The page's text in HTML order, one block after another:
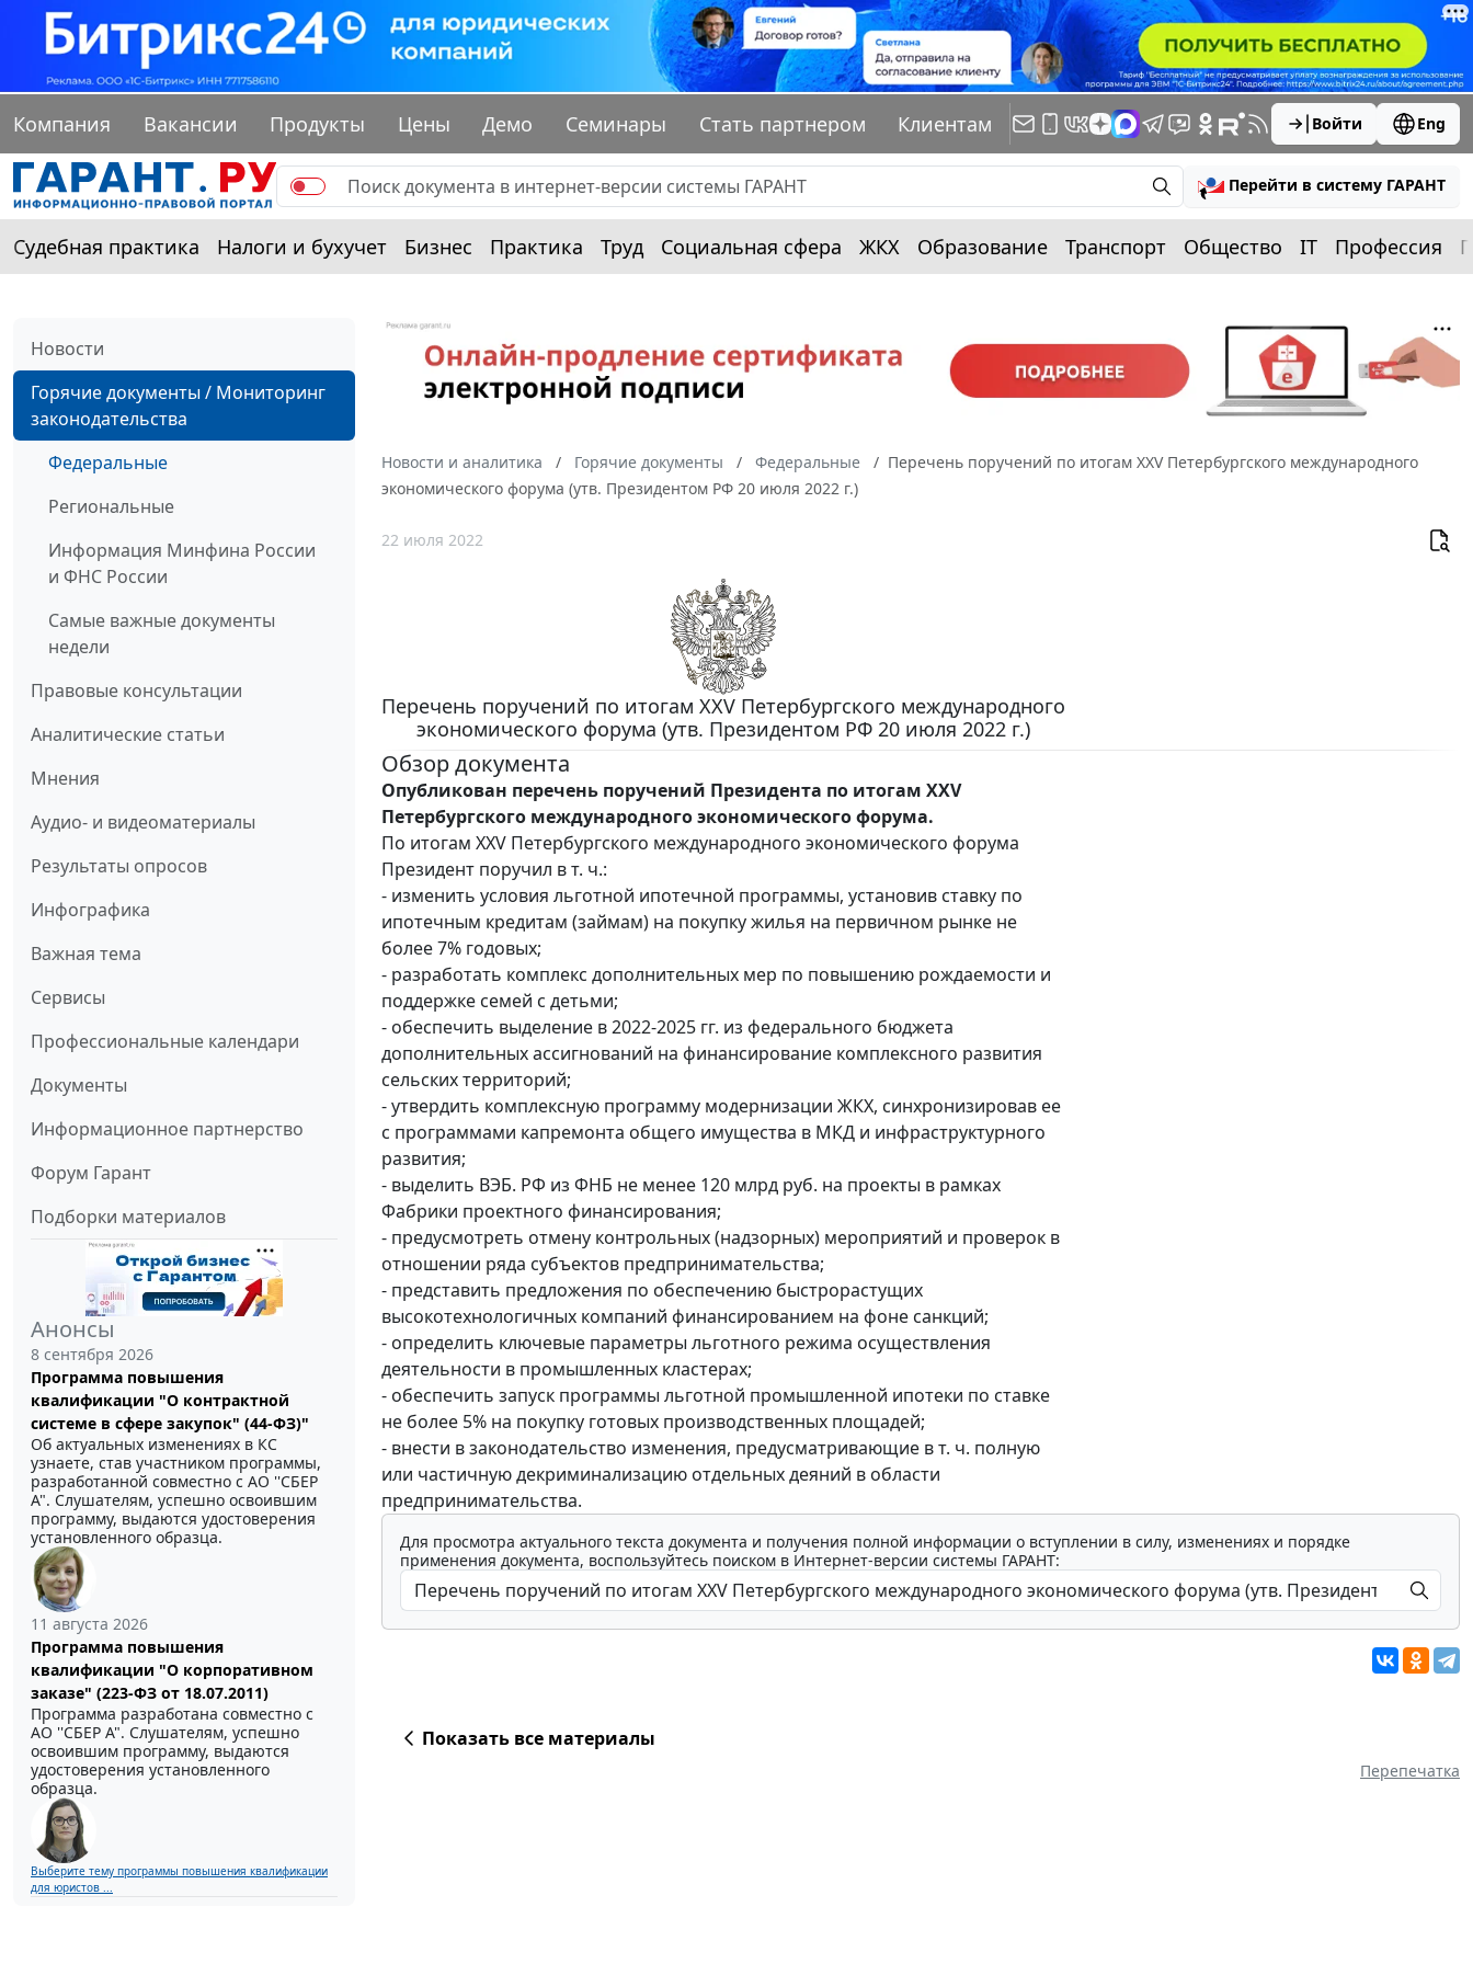
Компания Вакансии Продукты Цены Демо Семинары Стать партнером Клиентам Войти Eng
Перейти в систему ГАРАНТ
Судебная практика Налоги и бухучет Бизнес Практика Труд Социальная сфера ЖКХ Образование Транспорт Общество IT Профессия
Новости
Горячие документы / Мониторинг
законодательства
Федеральные
Региональные
Информация Минфина России
и ФНС России
Самые важные документы
недели
Правовые консультации
Аналитические статьи
Мнения
Аудио- и видеоматериалы
Результаты опросов
Инфографика
Важная тема
Сервисы
Профессиональные календари
Документы
Информационное партнерство
Форум Гарант
Подборки материалов
Анонсы
8 сентября 2026
Программа повышения
квалификации "О контрактной
системе в сфере закупок" (44-ФЗ)"
Об актуальных изменениях в КС
узнаете, став участником программы,
разработанной совместно с АО ''СБЕР
А". Слушателям, успешно освоившим
программу, выдаются удостоверения
установленного образца.
11 августа 2026
Программа повышения
квалификации "О корпоративном
заказе" (223-ФЗ от 18.07.2011)
Программа разработана совместно с
АО ''СБЕР А". Слушателям, успешно
освоившим программу, выдаются
удостоверения установленного
образца.
Выберите тему программы повышения квалификации
для юристов ...
Новости и аналитика Горячие документы Федеральные
Перечень поручений по итогам XXV Петербургского международного
экономического форума (утв. Президентом РФ 20 июля 2022 г.)
22 июля 2022
Перечень поручений по итогам XXV Петербургского международного
экономического форума (утв. Президентом РФ 20 июля 2022 г.)
Обзор документа
Опубликован перечень поручений Президента по итогам XXV
Петербургского международного экономического форума.
По итогам XXV Петербургского международного экономического форума
Президент поручил в т. ч.:
- изменить условия льготной ипотечной программы, установив ставку по
ипотечным кредитам (займам) на покупку жилья на первичном рынке не
более 7% годовых;
- разработать комплекс дополнительных мер по повышению рождаемости и
поддержке семей с детьми;
- обеспечить выделение в 2022-2025 гг. из федерального бюджета
дополнительных ассигнований на финансирование комплексного развития
сельских территорий;
- утвердить комплексную программу модернизации ЖКХ, синхронизировав ее
с программами капремонта общего имущества в МКД и инфраструктурного
развития;
- выделить ВЭБ. РФ из ФНБ не менее 120 млрд руб. на проекты в рамках
Фабрики проектного финансирования;
- предусмотреть отмену контрольных (надзорных) мероприятий и проверок в
отношении ряда субъектов предпринимательства;
- представить предложения по обеспечению быстрорастущих
высокотехнологичных компаний финансированием на фоне санкций;
- определить ключевые параметры льготного режима осуществления
деятельности в промышленных кластерах;
- обеспечить запуск программы льготной промышленной ипотеки по ставке
не более 5% на покупку готовых производственных площадей;
- внести в законодательство изменения, предусматривающие в т. ч. полную
или частичную декриминализацию отдельных деяний в области
предпринимательства.
Для просмотра актуального текста документа и получения полной информации о вступлении в силу, изменениях и порядке
применения документа, воспользуйтесь поиском в Интернет-версии системы ГАРАНТ:
Показать все материалы
Перепечатка